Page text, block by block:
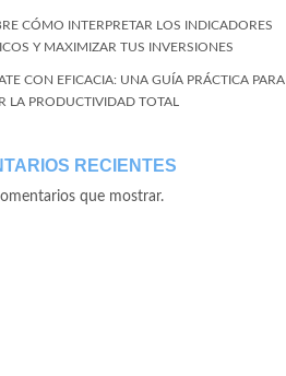
CÓMO INTERPRETAR LOS INDICADORES
Y MAXIMIZAR TUS INVERSIONES
CON EFICACIA: UNA GUÍA PRÁCTICA PARA
LA PRODUCTIVIDAD TOTAL
RECIENTES
que mostrar.